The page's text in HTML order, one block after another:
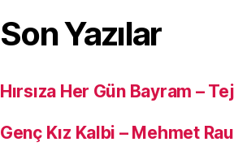
Son Yazılar
Hırsıza Her Gün Bayram –
Genç Kız Kalbi – Mehmet